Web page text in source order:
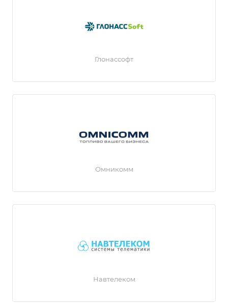
Глонассофт
Омникомм
Навтелеком